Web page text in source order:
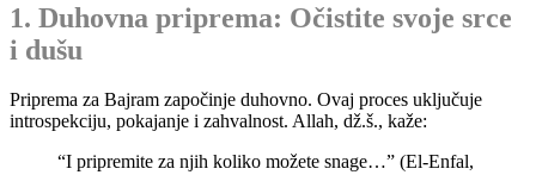
1. Duhovna priprema: Očistite svoje srce
i dušu
Priprema za Bajram započinje duhovno. Ovaj proces uključuje
introspekciju, pokajanje i zahvalnost. Allah, dž.š., kaže:
“I pripremite za njih koliko možete snage…” (El-Enfal,